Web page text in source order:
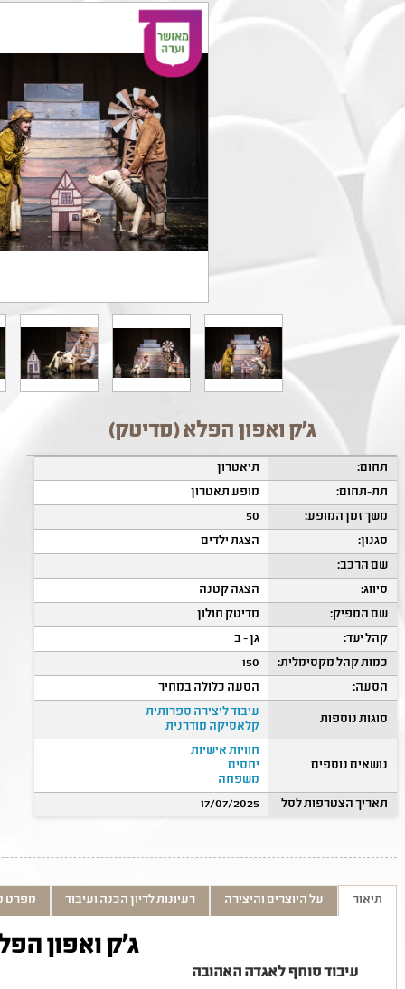
ג'ק ואפון הפלא (מדיטק)
תחום:
תיאטרון
תת-תחום:
מופע תאטרון
משך זמן המופע:
50
סגנון:
הצגת ילדים
שם הרכב:
סיווג:
הצגה קטנה
שם המפיק:
מדיטק חולון
קהל יעד:
גן - ב
כמות קהל מקסימלית:
150
הסעה:
הסעה כלולה במחיר
סוגות נוספות
עיבוד ליצירה ספרותית
קלאסיקה מודרנית
נושאים נוספים
חוויות אישיות
יחסים
משפחה
תאריך הצטרפות לסל
17/07/2025
תיאור על היוצרים והיצירה רעיונות לדיון הכנה ועיבוד מפרט
ג'ק ואפון
עיבוד סוחף לאגדה האהובה